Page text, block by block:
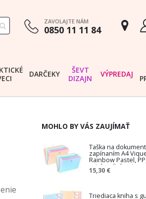
ZAVOLAJTE NÁM
0850 11 11 84
DARČEKY
ŠEVT
DIZAJN
VÝPREDAJ
MOHLO BY VÁS ZAUJÍMAŤ
Taška na
zapínaním A4
Rainbow Pastel,
priehradiek, mix
farieb
15,30 €
Triediaca kniha s